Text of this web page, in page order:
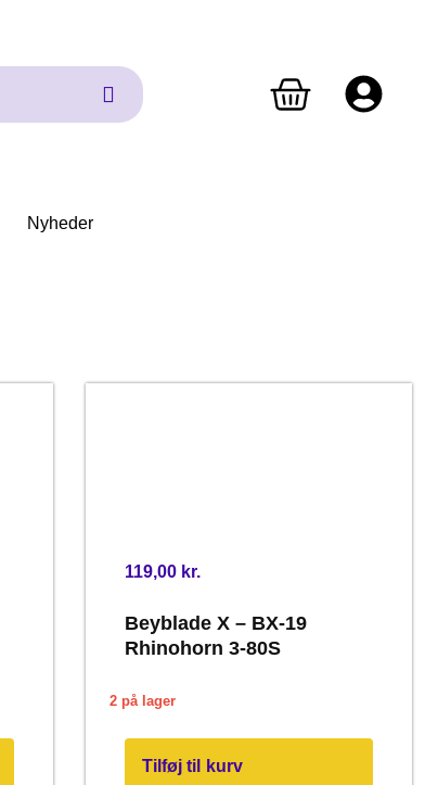
Nyheder
119,00 kr.
Beyblade X – BX-19
Rhinohorn 3-80S
2 på lager
Tilføj til kurv